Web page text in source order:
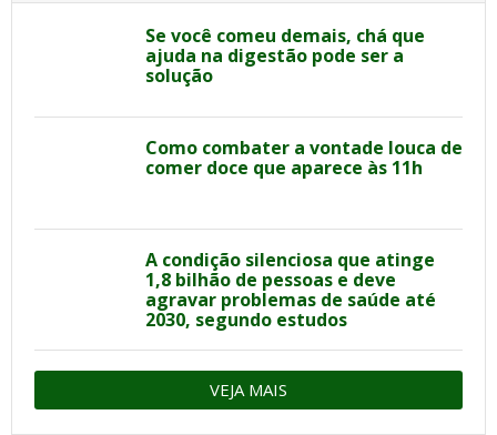
Se você comeu demais, chá que
ajuda na digestão pode ser a
solução
Como combater a vontade louca de
comer doce que aparece às 11h
A condição silenciosa que atinge
1,8 bilhão de pessoas e deve
agravar problemas de saúde até
2030, segundo estudos
VEJA MAIS